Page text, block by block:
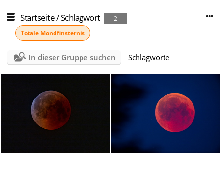
Startseite/Schlagwort
2
Totale Mondfinsternis
In dieser Gruppe suchen Schlagworte